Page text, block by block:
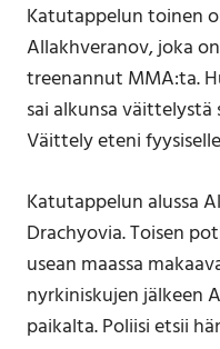
Katutappelun toinen
Allakhveranov, joka
treenannut MMA:ta.
sai alkunsa
Väittely eteni
Katutappelun alussa
Drachyovia. Toisen
usean maassa
nyrkiniskujen jälkeen
paikalta. Poliisi etsii